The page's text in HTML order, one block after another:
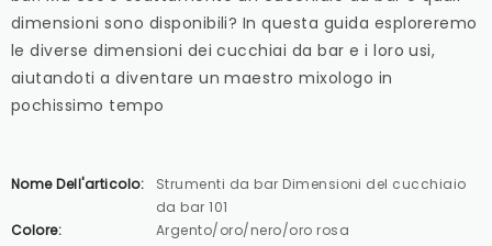
dimensioni sono disponibili? In questa guida esploreremo
le diverse dimensioni dei cucchiai da bar e i loro usi,
aiutandoti a diventare un maestro mixologo in
pochissimo tempo
Nome Dell'articolo:
Strumenti da bar Dimensioni del cucchiaio
da bar 101
Colore:
Argento/oro/nero/oro rosa